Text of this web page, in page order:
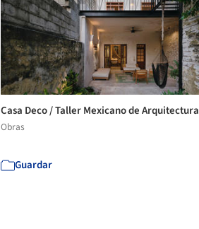
Casa Deco / Taller Mexicano de Arquitectura
Obras
Guardar